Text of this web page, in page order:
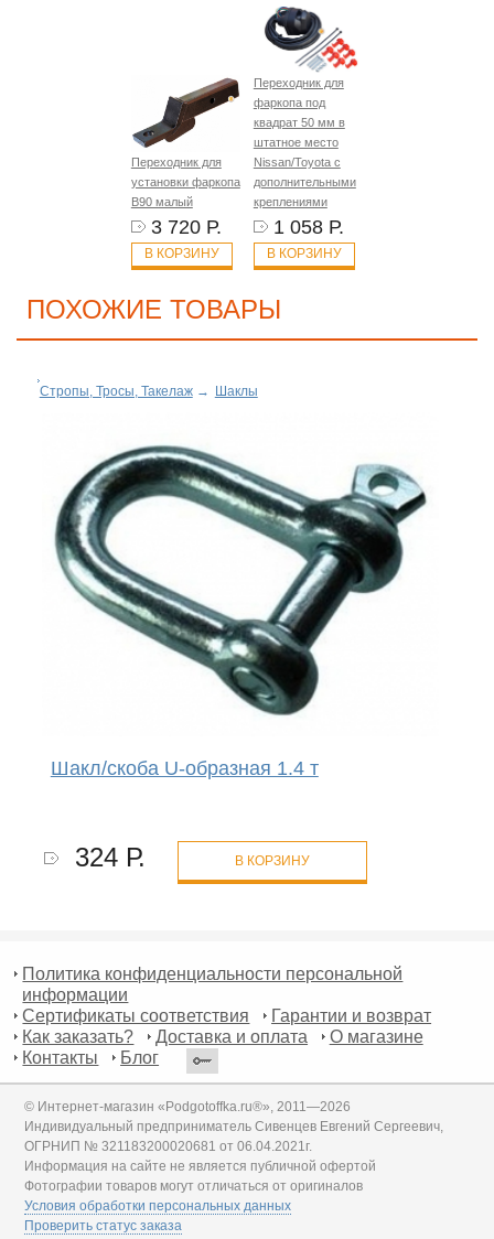
Переходник для
установки фаркопа
B90 малый
3 720 Р.
В КОРЗИНУ
Переходник для
фаркопа под
квадрат 50 мм в
штатное место
Nissan/Toyota с
дополнительными
креплениями
1 058 Р.
В КОРЗИНУ
ПОХОЖИЕ ТОВАРЫ
Стропы, Тросы, Такелаж→ Шаклы
Шакл/скоба U-образная 1.4 т
324 Р. В КОРЗИНУ
Политика конфиденциальности персональной
информации
Сертификаты соответствия
Гарантии и возврат
Как заказать?
Доставка и оплата
О магазине
Контакты
Блог
© Интернет-магазин «Podgotoffka.ru®», 2011—2026
Индивидуальный предприниматель Сивенцев Евгений Сергеевич,
ОГРНИП № 321183200020681 от 06.04.2021г.
Информация на сайте не является публичной офертой
Фотографии товаров могут отличаться от оригиналов
Условия обработки персональных данных
Проверить статус заказа